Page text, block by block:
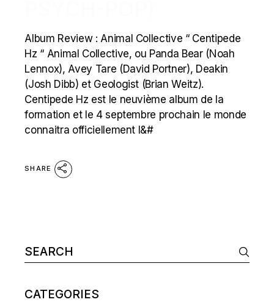
Album Review : Animal Collective “ Centipede
Hz “ Animal Collective, ou Panda Bear (Noah
Lennox), Avey Tare (David Portner), Deakin
(Josh Dibb) et Geologist (Brian Weitz).
Centipede Hz est le neuvième album de la
formation et le 4 septembre prochain le monde
connaitra officiellement l&#
SHARE
Search
for:
CATEGORIES